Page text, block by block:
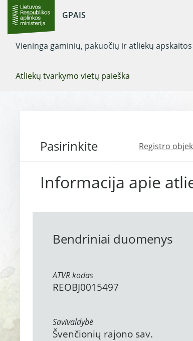
GPAIS
Vieninga gaminių, pakuočių ir atliekų
Atliekų tvarkymo vietų paieška
Pasirinkite Registro
Informacija apie
Bendriniai duomenys
ATVR kodas
REOBJ0015497
Savivaldybė
Švenčionių rajono sav.